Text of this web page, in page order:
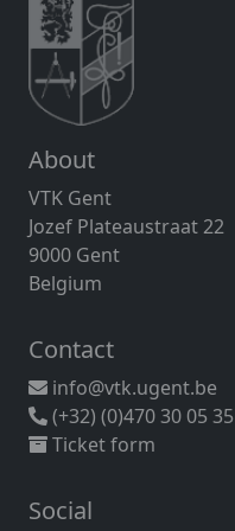
About
VTK Gent
Jozef Plateaustraat 22
9000 Gent
Belgium
Contact
info@vtk.ugent.be
(+32) (0)470 30 05 35
Ticket form
Social